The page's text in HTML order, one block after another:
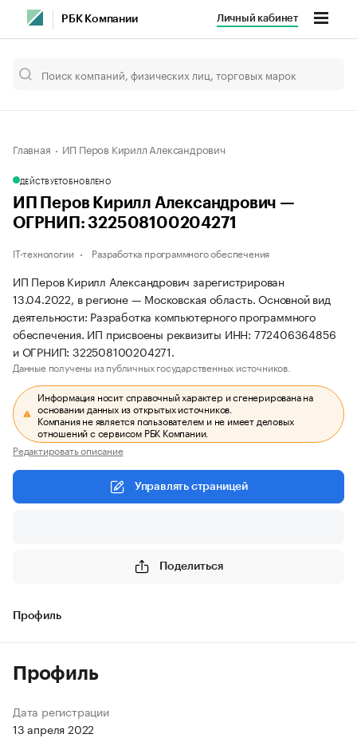
РБК Компании Личный кабинет
Главная ИП Перов Кирилл Александрович
ДЕЙСТВУЕТОБНОВЛЕНО
ИП Перов Кирилл Александрович —
ОГРНИП: 322508100204271
IT-технологии Разработка программного обеспечения
ИП Перов Кирилл Александрович зарегистрирован
13.04.2022, в регионе — Московская область. Основной вид
деятельности: Разработка компьютерного программного
обеспечения. ИП присвоены реквизиты ИНН: 772406364856
и ОГРНИП: 322508100204271.
Данные получены из публичных государственных источников.
Информация носит справочный характер и сгенерирована на
основании данных из открытых источников.
Компания не является пользователем и не имеет деловых
отношений с сервисом РБК Компании.
Редактировать описание
Управлять страницей
Поделиться
Профиль
Профиль
Дата регистрации
13 апреля 2022